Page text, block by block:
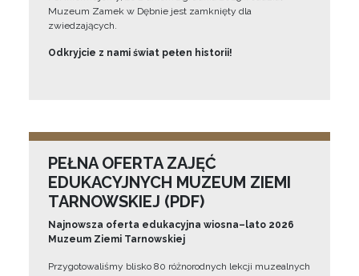
Muzeum Zamek w Dębnie jest zamknięty dla
zwiedzających.
Odkryjcie z nami świat pełen historii!
PEŁNA OFERTA ZAJĘĆ
EDUKACYJNYCH MUZEUM ZIEMI
TARNOWSKIEJ (PDF)
Najnowsza oferta edukacyjna wiosna–lato 2026
Muzeum Ziemi Tarnowskiej
Przygotowaliśmy blisko 80 różnorodnych lekcji muzealnych